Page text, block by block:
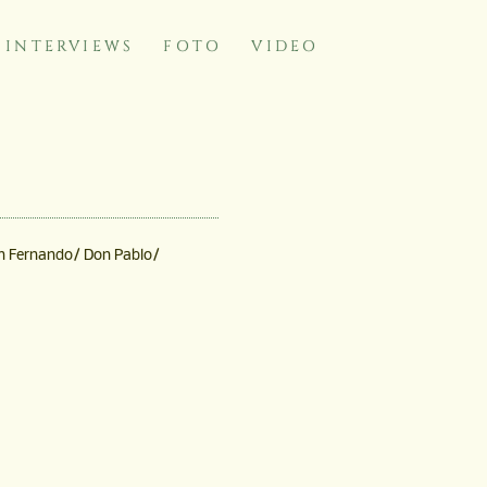
INTERVIEWS FOTO VIDEO
Fernando/ Don Pablo/